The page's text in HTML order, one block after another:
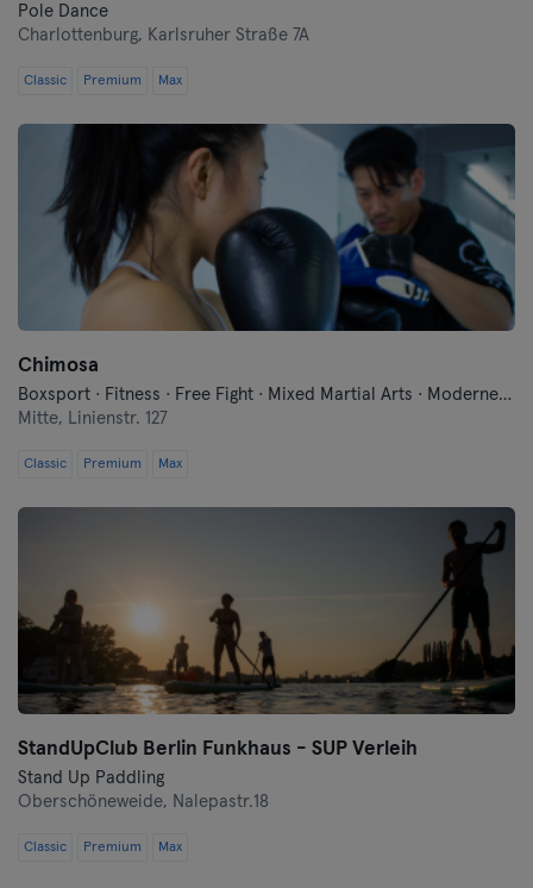
Pole Dance
Charlottenburg, Karlsruher Straße 7A
Classic Premium Max
Chimosa
Boxsport · Fitness · Free Fight · Mixed Martial Arts · Moderne Selbstverteidigung · Qi Gong und Tai Chi · Traditionell-Asiatische Kampfkünste
Mitte, Linienstr. 127
Classic Premium Max
StandUpClub Berlin Funkhaus - SUP Verleih
Stand Up Paddling
Oberschöneweide, Nalepastr.18
Classic Premium Max